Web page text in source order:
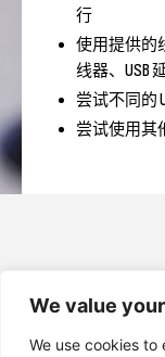
We value
We use cookies
行
使用提供的
线器、USB
尝试不同的
尝试使用其
+49 40 6077
info@n2-